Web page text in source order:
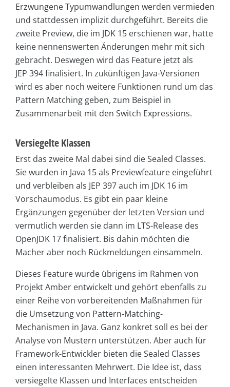
Erzwungene Typumwandlungen werden vermieden
und stattdessen implizit durchgeführt. Bereits die
zweite Preview, die im JDK 15 erschienen war, hatte
keine nennenswerten Änderungen mehr mit sich
gebracht. Deswegen wird das Feature jetzt als
JEP 394 finalisiert. In zukünftigen Java-Versionen
wird es aber noch weitere Funktionen rund um das
Pattern Matching geben, zum Beispiel in
Zusammenarbeit mit den Switch Expressions.
Versiegelte Klassen
Erst das zweite Mal dabei sind die Sealed Classes.
Sie wurden in Java 15 als Previewfeature eingeführt
und verbleiben als JEP 397 auch im JDK 16 im
Vorschaumodus. Es gibt ein paar kleine
Ergänzungen gegenüber der letzten Version und
vermutlich werden sie dann im LTS-Release des
OpenJDK 17 finalisiert. Bis dahin möchten die
Macher aber noch Rückmeldungen einsammeln.
Dieses Feature wurde übrigens im Rahmen von
Projekt Amber entwickelt und gehört ebenfalls zu
einer Reihe von vorbereitenden Maßnahmen für
die Umsetzung von Pattern-Matching-
Mechanismen in Java. Ganz konkret soll es bei der
Analyse von Mustern unterstützen. Aber auch für
Framework-Entwickler bieten die Sealed Classes
einen interessanten Mehrwert. Die Idee ist, dass
versiegelte Klassen und Interfaces entscheiden